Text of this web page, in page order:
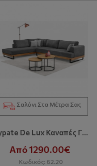
Σαλόνι Στα Μέτρα Σας
Hypate De Lux Καναπές Γωνία
Από 1290.00€
Κωδικός: 62.20